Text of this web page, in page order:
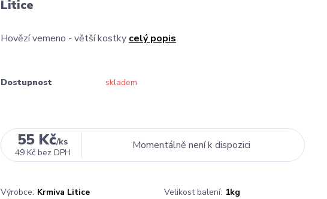
Litice
Hovězí vemeno - větší kostky celý popis
Dostupnost skladem
55 Kč/ks
49 Kč bez DPH
Momentálně není k dispozici
Výrobce: Krmiva Litice Velikost balení: 1kg